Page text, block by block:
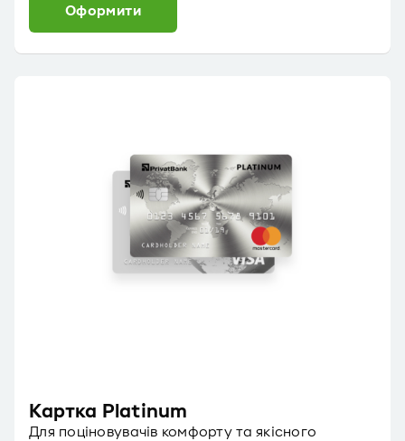
Оформити
Картка Platinum
Для поціновувачів комфорту та якісного